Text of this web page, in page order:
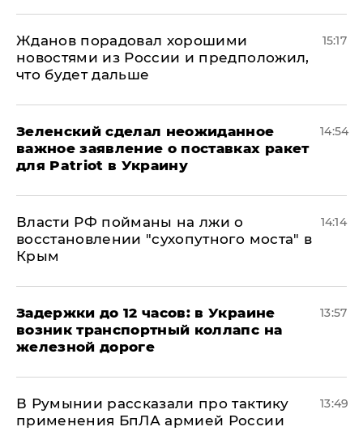
Жданов порадовал хорошими
новостями из России и предположил,
что будет дальше
15:17
Зеленский сделал неожиданное
важное заявление о поставках ракет
для Patriot в Украину
14:54
Власти РФ пойманы на лжи о
восстановлении "сухопутного моста" в
Крым
14:14
Задержки до 12 часов: в Украине
возник транспортный коллапс на
железной дороге
13:57
В Румынии рассказали про тактику
применения БпЛА армией России
13:49